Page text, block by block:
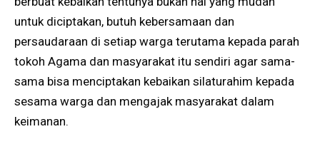
untuk diciptakan, butuh kebersamaan dan
persaudaraan di setiap warga terutama kepada parah
tokoh Agama dan masyarakat itu sendiri agar sama-
sama bisa menciptakan kebaikan silaturahim kepada
sesama warga dan mengajak masyarakat dalam
keimanan.